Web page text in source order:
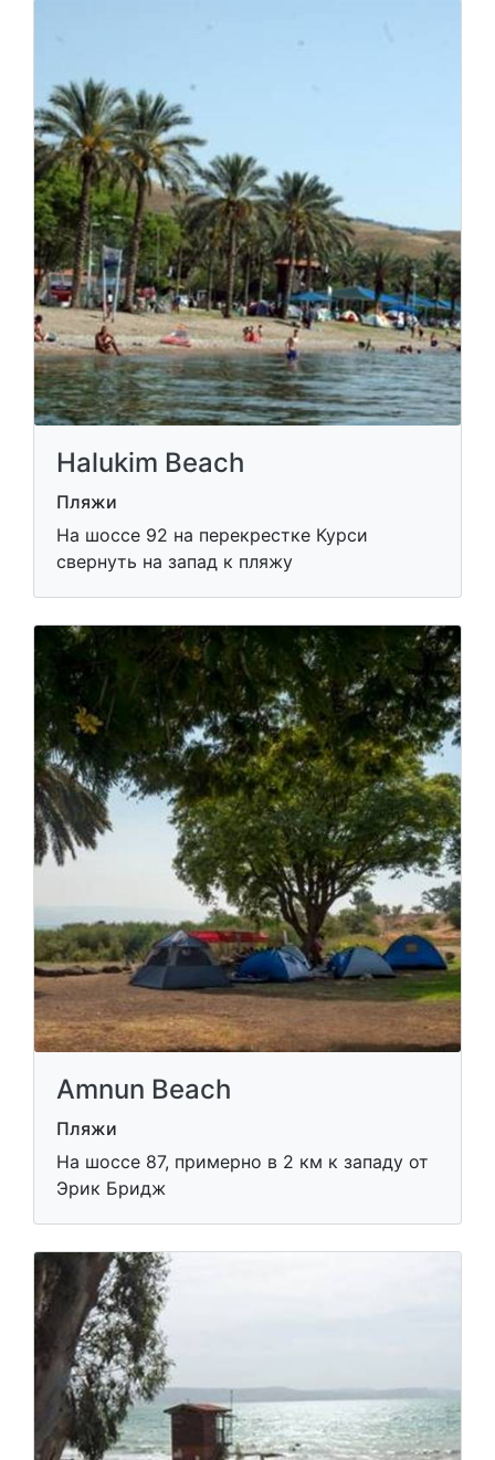
Halukim Beach
Пляжи
На шоссе 92 на перекрестке Курси
свернуть на запад к пляжу
Amnun Beach
Пляжи
На шоссе 87, примерно в 2 км к западу от
Эрик Бридж